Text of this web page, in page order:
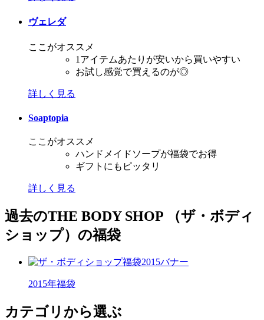
ヴェレダ
ここがオススメ
1アイテムあたりが安いから買いやすい
お試し感覚で買えるのが◎
詳しく見る
Soaptopia
ここがオススメ
ハンドメイドソープが福袋でお得
ギフトにもピッタリ
詳しく見る
過去のTHE BODY SHOP （ザ・ボディ
ショップ）の福袋
2015年福袋
カテゴリから選ぶ